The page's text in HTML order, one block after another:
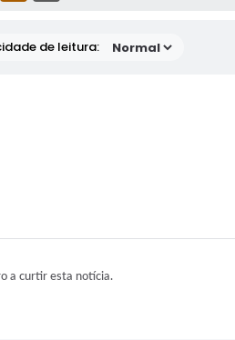
de leitura:
a curtir esta notícia.